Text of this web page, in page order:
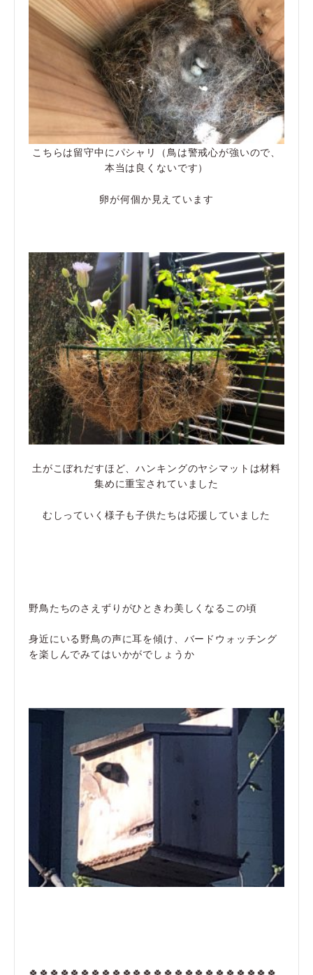
こちらは留守中にパシャリ（鳥は警戒心が強いので、
本当は良くないです）
卵が何個か見えています
土がこぼれだすほど、ハンキングのヤシマットは材料
集めに重宝されていました
むしっていく様子も子供たちは応援していました
野鳥たちのさえずりがひときわ美しくなるこの頃
身近にいる野鳥の声に耳を傾け、バードウォッチング
を楽しんでみてはいかがでしょうか